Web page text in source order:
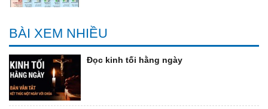
BÀI XEM NHIỀU
Đọc kinh tối hằng ngày